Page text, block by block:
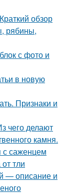
обзор
рябины,
с фото и
в новую
Признаки и
чего делают
камня.
с саженцем
тли
— описание и